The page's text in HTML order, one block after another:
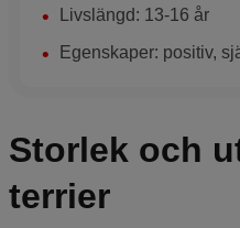
Livslängd: 13-16 år
Egenskaper: positiv,
Storlek och
terrier